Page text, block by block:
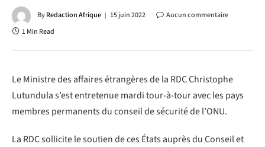
ByRedaction Afrique 15 juin 2022
Aucun commentaire
1 Min Read
Le Ministre des affaires étrangères de la RDC Christophe
Lutundula s’est entretenue mardi tour-à-tour avec les pays
membres permanents du conseil de sécurité de l’ONU.
La RDC sollicite le soutien de ces États auprès du Conseil et